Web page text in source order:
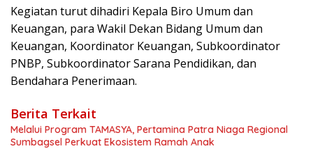
Kegiatan turut dihadiri Kepala Biro Umum dan
Keuangan, para Wakil Dekan Bidang Umum dan
Keuangan, Koordinator Keuangan, Subkoordinator
PNBP, Subkoordinator Sarana Pendidikan, dan
Bendahara Penerimaan.
Berita Terkait
Melalui Program TAMASYA, Pertamina Patra Niaga Regional
Sumbagsel Perkuat Ekosistem Ramah Anak